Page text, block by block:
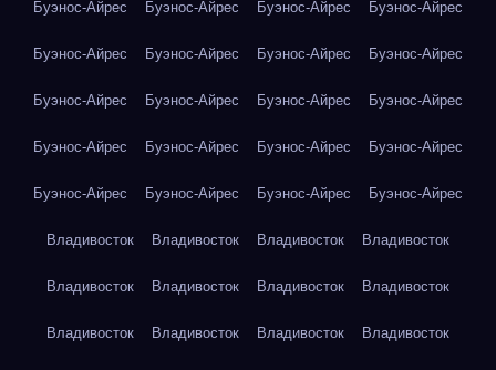
Буэнос-Айрес Буэнос-Айрес Буэнос-Айрес Буэнос-Айрес
Буэнос-Айрес Буэнос-Айрес Буэнос-Айрес Буэнос-Айрес
Буэнос-Айрес Буэнос-Айрес Буэнос-Айрес Буэнос-Айрес
Буэнос-Айрес Буэнос-Айрес Буэнос-Айрес Буэнос-Айрес
Буэнос-Айрес Буэнос-Айрес Буэнос-Айрес Буэнос-Айрес
Владивосток Владивосток Владивосток Владивосток
Владивосток Владивосток Владивосток Владивосток
Владивосток Владивосток Владивосток Владивосток